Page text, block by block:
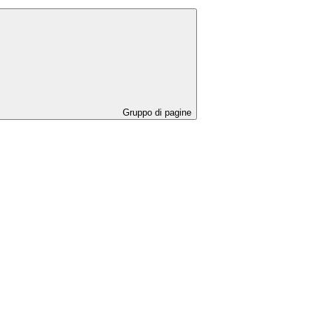
Gruppo di pagine